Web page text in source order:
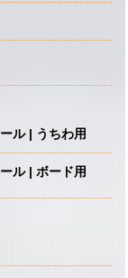
ル | うちわ用
ル | ボード用